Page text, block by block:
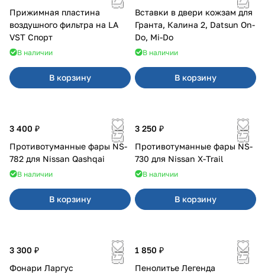
Прижимная пластина
воздушного фильтра на LA
VST Спорт
В наличии
В корзину
Вставки в двери кожзам для
Гранта, Калина 2, Datsun On-
Do, Mi-Do
В наличии
В корзину
3 400 ₽
Противотуманные фары NS-
782 для Nissan Qashqai
В наличии
В корзину
3 250 ₽
Противотуманные фары NS-
730 для Nissan X-Trail
В наличии
В корзину
3 300 ₽
Фонари Ларгус
1 850 ₽
Пенолитье Легенда